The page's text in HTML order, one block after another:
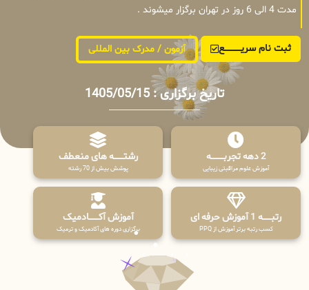
مدت 4 الی 6 روز در تهران برگزار میشوند .
ثبت نام سریــــــــــــع آزمون / مدرک بین المللی
تاریخ برگزاری : 1405/05/15
2 دهه تجربـــــــــه
آموزش علوم مراقبتی زیبایی
رشتـــــــه های منعطف
پوشش بیش از 70 رشته
رتبــــــه 1 آموزش حرفه ای
کسب رتبه برتر آموزش از PPQ
آموزش آکـــــــادمیک
برگزاری دوره های آکادمیک و ترمیک